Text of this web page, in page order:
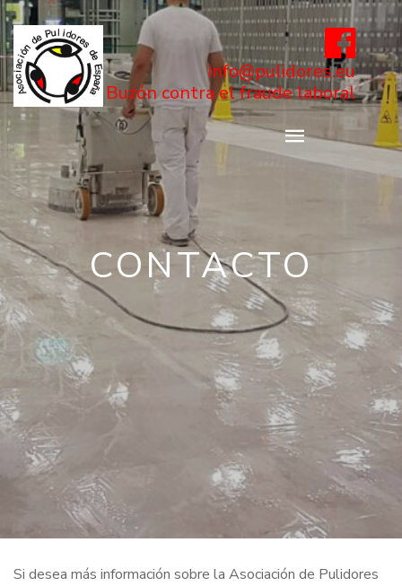
info@pulidores.eu
Buzón contra el fraude laboral
CONTACTO
Si desea más información sobre la Asociación de Pulidores